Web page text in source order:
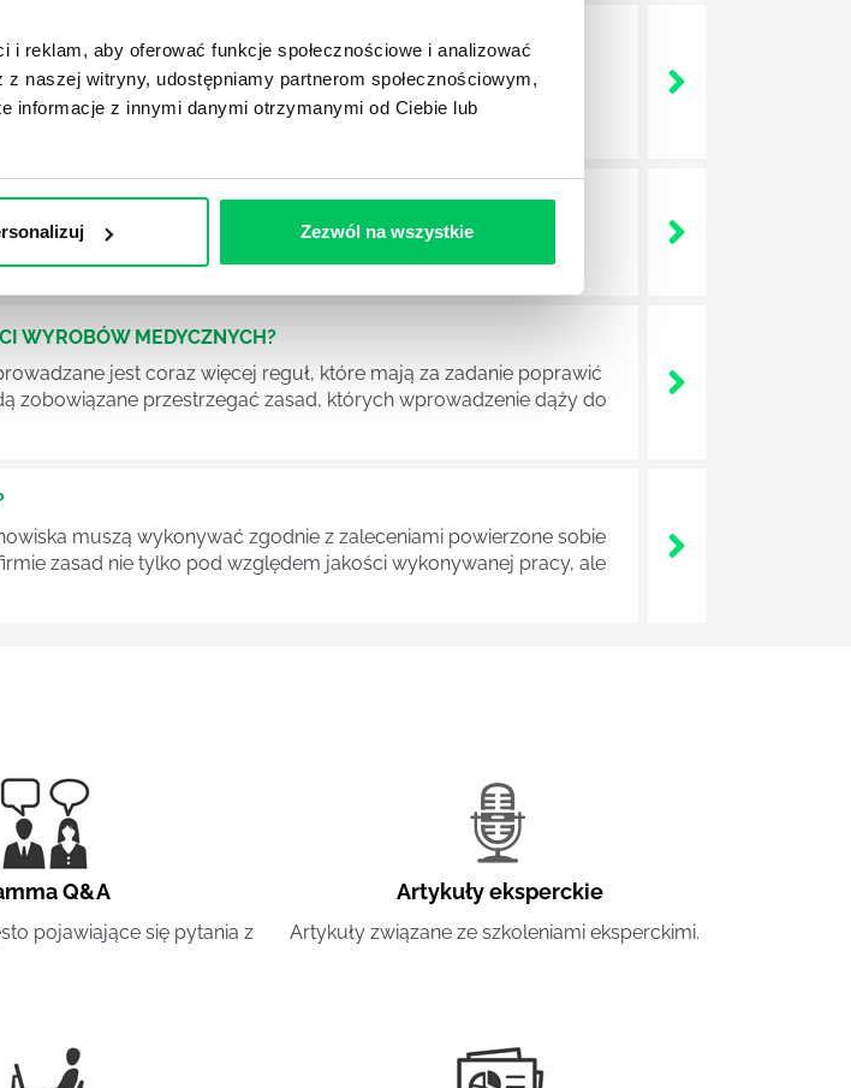
reklam, aby oferować funkcje społecznościowe i analizować
naszej witryny, udostępniamy partnerom społecznościowym,
informacje z innymi danymi otrzymanymi od Ciebie lub
Zezwól na wszystkie
WIEDZIEĆ?
Warto podkreślić, że określona jest w niej także dokładnie
zgłaszana? Jak to w zasadzie dokładniej wygląda? Czy z
Na czym dokładniej ono polega? Kogo w zasadzie
odpowiemy pokrótce poniżej.
WYROBÓW MEDYCZNYCH?
jest coraz więcej reguł, które mają za zadanie poprawić
zobowiązane przestrzegać zasad, których wprowadzenie dąży do
muszą wykonywać zgodnie z zaleceniami powierzone sobie
zasad nie tylko pod względem jakości wykonywanej pracy, ale
Q&A
pojawiające się pytania z
Artykuły eksperckie
Artykuły związane ze szkoleniami eksperckimi.